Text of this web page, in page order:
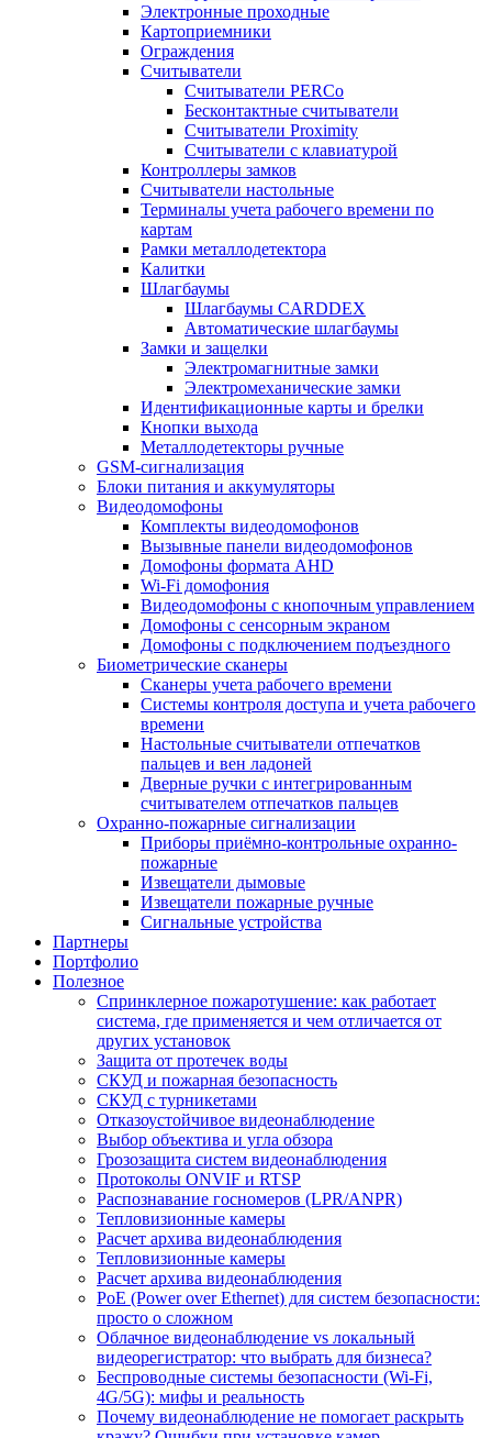
Электронные проходные
Картоприемники
Ограждения
Считыватели
Считыватели PERCo
Бесконтактные считыватели
Считыватели Proximity
Считыватели с клавиатурой
Контроллеры замков
Считыватели настольные
Терминалы учета рабочего времени по
картам
Рамки металлодетектора
Калитки
Шлагбаумы
Шлагбаумы CARDDEX
Автоматические шлагбаумы
Замки и защелки
Электромагнитные замки
Электромеханические замки
Идентификационные карты и брелки
Кнопки выхода
Металлодетекторы ручные
GSM-сигнализация
Блоки питания и аккумуляторы
Видеодомофоны
Комплекты видеодомофонов
Вызывные панели видеодомофонов
Домофоны формата AHD
Wi-Fi домофония
Видеодомофоны с кнопочным управлением
Домофоны с сенсорным экраном
Домофоны с подключением подъездного
Биометрические сканеры
Сканеры учета рабочего времени
Системы контроля доступа и учета рабочего
времени
Настольные считыватели отпечатков
пальцев и вен ладоней
Дверные ручки с интегрированным
считывателем отпечатков пальцев
Охранно-пожарные сигнализации
Приборы приёмно-контрольные охранно-
пожарные
Извещатели дымовые
Извещатели пожарные ручные
Сигнальные устройства
Партнеры
Портфолио
Полезное
Спринклерное пожаротушение: как работает
система, где применяется и чем отличается от
других установок
Защита от протечек воды
СКУД и пожарная безопасность
СКУД с турникетами
Отказоустойчивое видеонаблюдение
Выбор объектива и угла обзора
Грозозащита систем видеонаблюдения
Протоколы ONVIF и RTSP
Распознавание госномеров (LPR/ANPR)
Тепловизионные камеры
Расчет архива видеонаблюдения
Тепловизионные камеры
Расчет архива видеонаблюдения
PoE (Power over Ethernet) для систем безопасности:
просто о сложном
Облачное видеонаблюдение vs локальный
видеорегистратор: что выбрать для бизнеса?
Беспроводные системы безопасности (Wi-Fi,
4G/5G): мифы и реальность
Почему видеонаблюдение не помогает раскрыть